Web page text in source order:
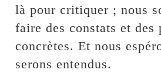
là pour critiquer ; nous
faire des constats et des
concrètes. Et nous
serons entendus.